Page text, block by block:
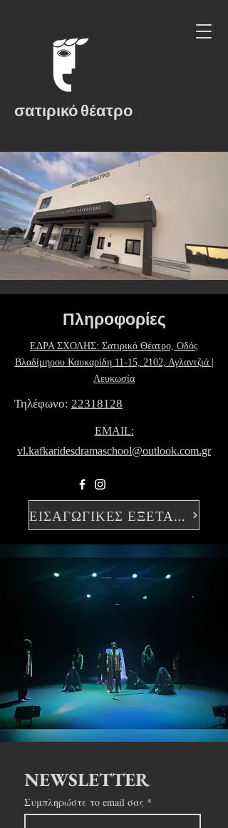
σατιρικό θέατρο
Πληροφορίες
ΕΔΡΑ ΣΧΟΛΗΣ: Σατιρικό Θέατρο, Οδός
Βλαδίμηρου Καυκαρίδη 11-15, 2102, Αγλαντζιά |
Λευκωσία
Τηλέφωνο: 22318128
ΕMAIL:
vl.kafkaridesdramaschool@outlook.com.gr
ΕΙΣΑΓΩΓΙΚΕΣ ΕΞΕΤΑΣΕΙΣ
NEWSLETTER
Συμπληρώστε το email σας *